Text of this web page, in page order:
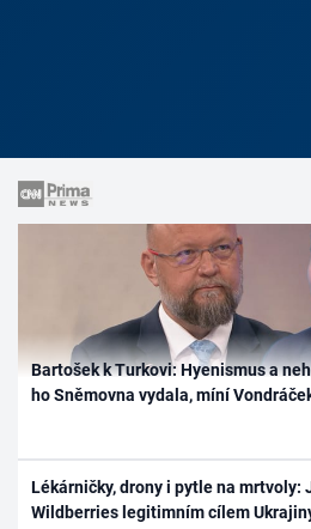
Bartošek k Turkovi: Hyenismus a
ho Sněmovna vydala, míní
Lékárničky, drony i pytle na mrtvoly:
Wildberries legitimním cílem